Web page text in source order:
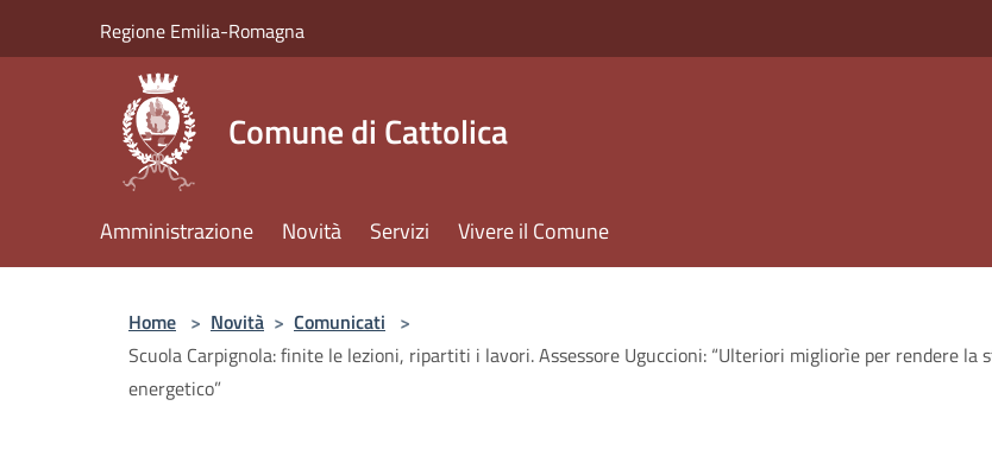
Regione Emilia-Romagna
Comune di Cattolica
Amministrazione Novità Servizi Vivere il Comune
Home > Novità > Comunicati >
Scuola Carpignola: finite le lezioni, ripartiti i lavori. Assessore Uguccioni: “Ulteriori migliorìe per rendere
energetico”